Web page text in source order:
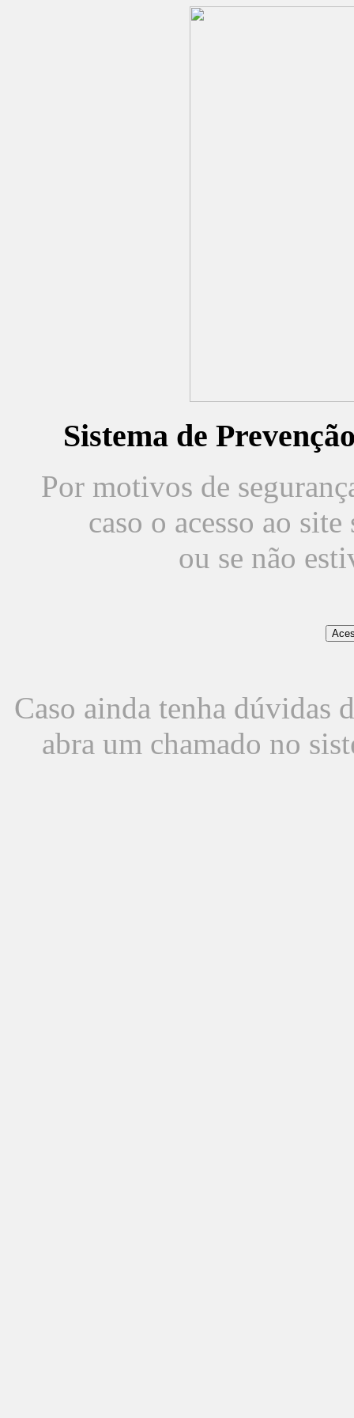
Sistema de
Por motivos de
caso o acesso ao
ou se não
Caso ainda tenha dúvidas
abra um chamado no